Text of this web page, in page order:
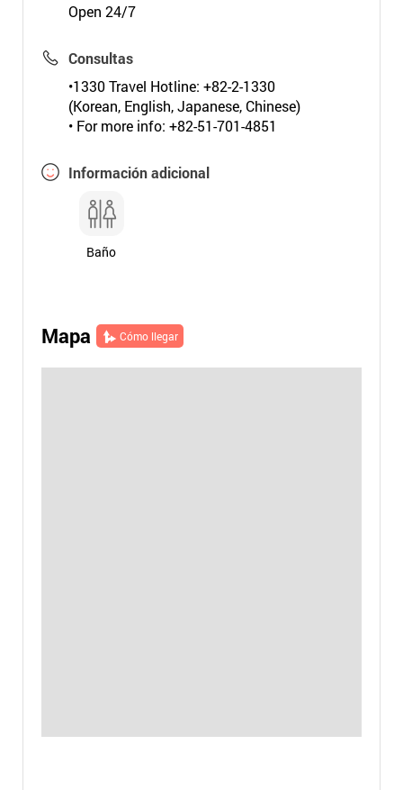
Open 24/7
Consultas
•1330 Travel Hotline: +82-2-1330
(Korean, English, Japanese, Chinese)
• For more info: +82-51-701-4851
Información adicional
Baño
Mapa Cómo llegar